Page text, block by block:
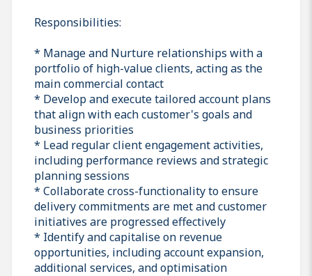
Responsibilities:
* Manage and Nurture relationships with a
portfolio of high-value clients, acting as the
main commercial contact
* Develop and execute tailored account plans
that align with each customer's goals and
business priorities
* Lead regular client engagement activities,
including performance reviews and strategic
planning sessions
* Collaborate cross-functionality to ensure
delivery commitments are met and customer
initiatives are progressed effectively
* Identify and capitalise on revenue
opportunities, including account expansion,
additional services, and optimisation